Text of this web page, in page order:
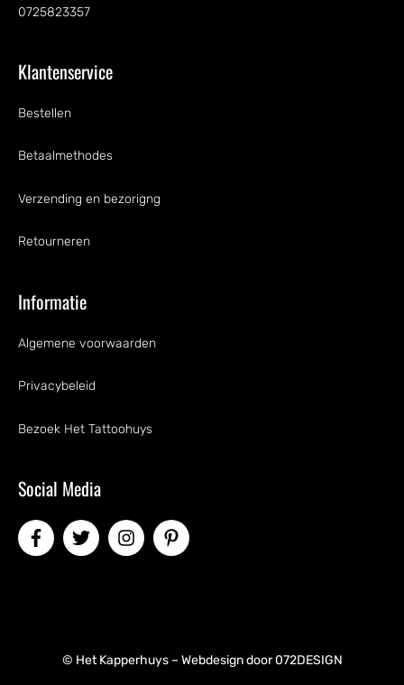
0725823357
Klantenservice
Bestellen
Betaalmethodes
Verzending en bezorigng
Retourneren
Informatie
Algemene voorwaarden
Privacybeleid
Bezoek Het Tattoohuys
Social Media
© Het Kapperhuys – Webdesign door072DESIGN